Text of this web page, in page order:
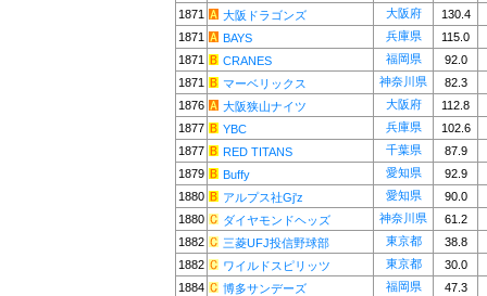
1871
大阪ドラゴンズ 大阪府
130.4
1871
BAYS 兵庫県
115.0
1871
CRANES 福岡県
92.0
1871
マーベリックス 神奈川県
82.3
1876
大阪狭山ナイツ 大阪府
112.8
1877
YBC 兵庫県
102.6
1877
RED TITANS 千葉県
87.9
1879
Buffy 愛知県
92.9
1880
アルプス社Gj'z 愛知県
90.0
1880
ダイヤモンドヘッズ 神奈川県
61.2
1882
三菱UFJ投信野球部 東京都
38.8
1882
ワイルドスピリッツ 東京都
30.0
1884
博多サンデーズ 福岡県
47.3